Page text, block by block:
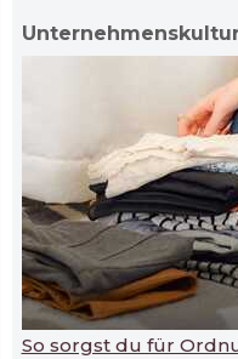
So sorgst du für